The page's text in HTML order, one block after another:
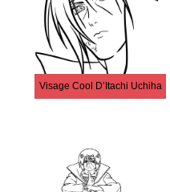
Visage Cool D’Itachi Uchiha